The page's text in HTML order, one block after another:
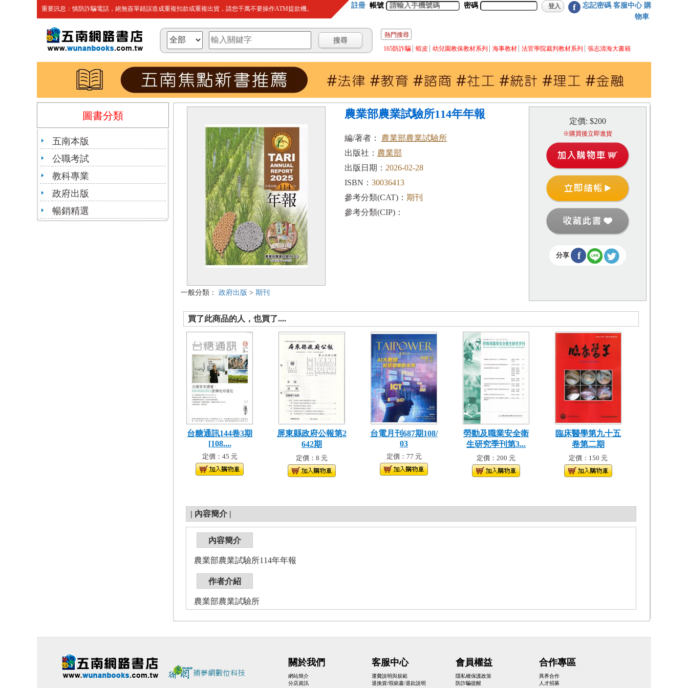
重要訊息：慎防詐騙電話，絕無簽單錯誤造成重複扣款或重複出貨，請您千萬不要操作ATM提款機。 註冊 帳號 密碼 f 忘記密碼 客服中心 購
物車
熱門搜尋
165防詐騙
蝦皮 幼兒園教保教材系列 海事教材 法官學院裁判教材系列 張志清海大書籍
圖書分類
五南本版
公職考試
教科專業
政府出版
暢銷精選
一般分類： 政府出版 > 期刊
農業部農業試驗所114年年報
編/著者： 農業部農業試驗所
出版社： 農業部
出版日期： 2026-02-28
ISBN： 30036413
參考分類(CAT)： 期刊
參考分類(CIP)：
定價: $200
※購買後立即進貨
分享 f
買了此商品的人，也買了....
台糖通訊144卷3期
[108....
定價：45 元
屏東縣政府公報第2
642期
定價：8 元
台電月刊687期108/
03
定價：77 元
勞動及職業安全衛
生研究季刊第3...
定價：200 元
臨床醫學第九十五
卷第二期
定價：150 元
| 內容簡介 |
內容簡介
農業部農業試驗所114年年報
作者介紹
農業部農業試驗所
關於我們
網站簡介
分店資訊
客服中心
運費說明與規範
退換貨/瑕疵書/退款說明
會員權益
隱私權保護政策
防詐騙提醒
合作專區
異界合作
人才招募